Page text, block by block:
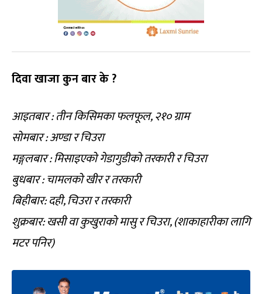
दिवा खाजा कुन बार के ?
आइतबार : तीन किसिमका फलफूल, २१० ग्राम
सोमबार : अण्डा र चिउरा
मङ्गलबार : मिसाइएको गेडागुडीको तरकारी र चिउरा
बुधबार : चामलको खीर र तरकारी
बिहीबार: दही, चिउरा र तरकारी
शुक्रबार: खसी वा कुखुराको मासु र चिउरा, (शाकाहारीका लागि
मटर पनिर)